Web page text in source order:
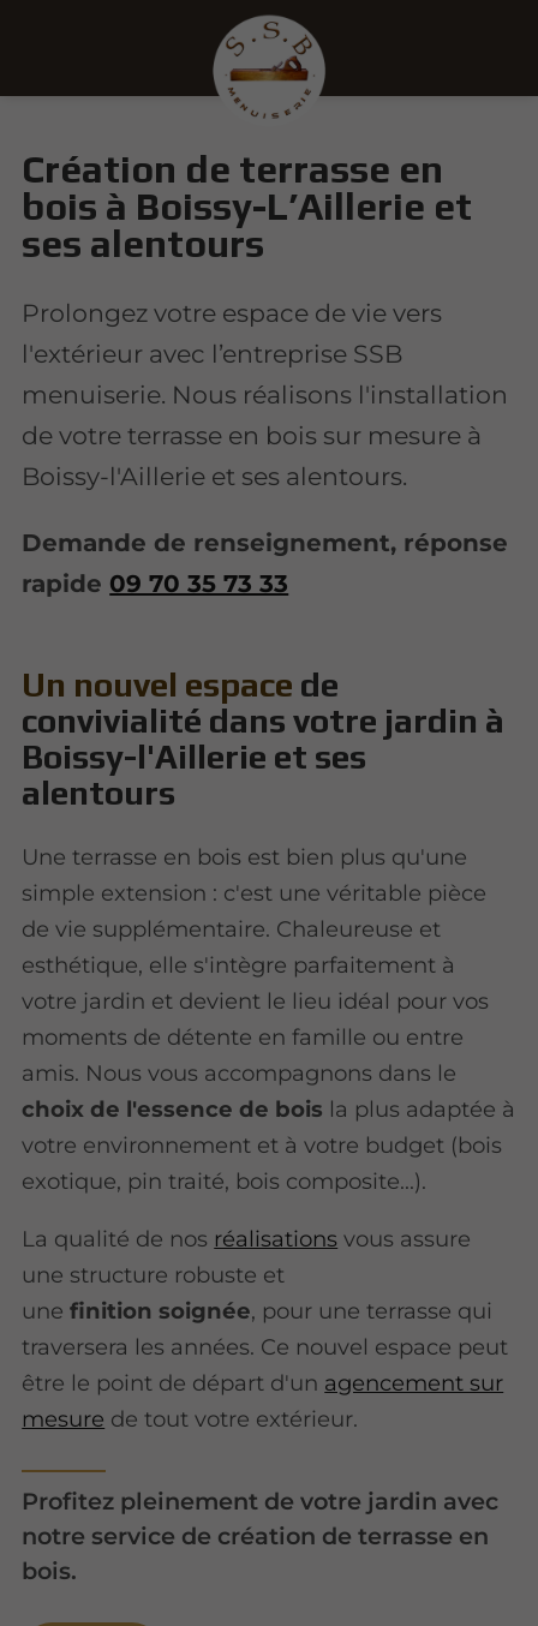
Création de terrasse en
bois à Boissy-L’Aillerie et
ses alentours
Prolongez votre espace de vie vers
l'extérieur avec l’entreprise SSB
menuiserie. Nous réalisons l'installation
de votre terrasse en bois sur mesure à
Boissy-l'Aillerie et ses alentours.
Demande de renseignement, réponse
rapide 09 70 35 73 33
Un nouvel espace de
convivialité dans votre jardin à
Boissy-l'Aillerie et ses
alentours
Une terrasse en bois est bien plus qu'une
simple extension : c'est une véritable pièce
de vie supplémentaire. Chaleureuse et
esthétique, elle s'intègre parfaitement à
votre jardin et devient le lieu idéal pour vos
moments de détente en famille ou entre
amis. Nous vous accompagnons dans le
choix de l'essence de bois la plus adaptée à
votre environnement et à votre budget (bois
exotique, pin traité, bois composite...).
La qualité de nos réalisations vous assure
une structure robuste et
unefinition soignée, pour une terrasse qui
traversera les années. Ce nouvel espace peut
être le point de départ d'un agencement sur
mesure de tout votre extérieur.
Profitez pleinement de votre jardin avec
notre service de création de terrasse en
bois.